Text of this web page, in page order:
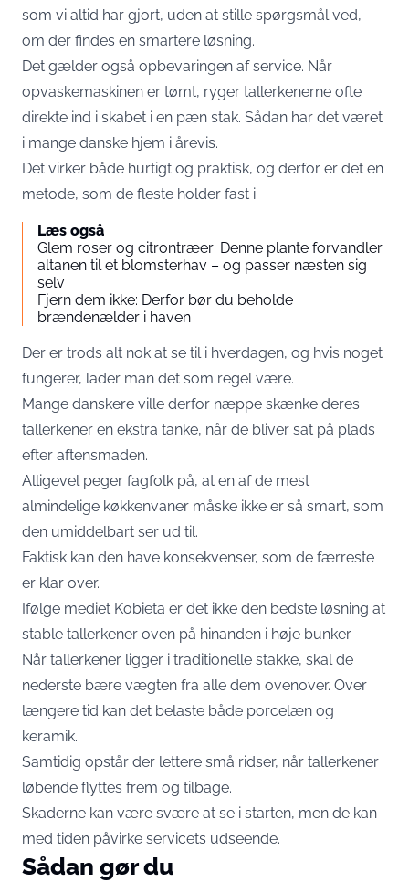
som vi altid har gjort, uden at stille spørgsmål ved,
om der findes en smartere løsning.
Det gælder også opbevaringen af service. Når
opvaskemaskinen er tømt, ryger tallerkenerne ofte
direkte ind i skabet i en pæn stak. Sådan har det været
i mange danske hjem i årevis.
Det virker både hurtigt og praktisk, og derfor er det en
metode, som de fleste holder fast i.
Læs også
Glem roser og citrontræer: Denne plante forvandler
altanen til et blomsterhav – og passer næsten sig
selv
Fjern dem ikke: Derfor bør du beholde
brændenælder i haven
Der er trods alt nok at se til i hverdagen, og hvis noget
fungerer, lader man det som regel være.
Mange danskere ville derfor næppe skænke deres
tallerkener en ekstra tanke, når de bliver sat på plads
efter aftensmaden.
Alligevel peger fagfolk på, at en af de mest
almindelige køkkenvaner måske ikke er så smart, som
den umiddelbart ser ud til.
Faktisk kan den have konsekvenser, som de færreste
er klar over.
Ifølge mediet Kobieta er det ikke den bedste løsning at
stable tallerkener oven på hinanden i høje bunker.
Når tallerkener ligger i traditionelle stakke, skal de
nederste bære vægten fra alle dem ovenover. Over
længere tid kan det belaste både porcelæn og
keramik.
Samtidig opstår der lettere små ridser, når tallerkener
løbende flyttes frem og tilbage.
Skaderne kan være svære at se i starten, men de kan
med tiden påvirke servicets udseende.
Sådan gør du